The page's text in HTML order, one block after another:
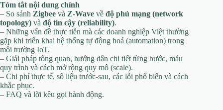
Tóm tắt nội dung chính
– So sánh Zigbee và Z‑Wave về độ phủ mạng (network
topology) và độ tin cậy (reliability).
– Những vấn đề thực tiễn mà các doanh nghiệp Việt thường
gặp khi triển khai hệ thống tự động hoá (automation) trong
môi trường IoT.
– Giải pháp tổng quan, hướng dẫn chi tiết từng bước, mẫu
quy trình và cách mở rộng quy mô (scale).
– Chi phí thực tế, số liệu trước‑sau, các lỗi phổ biến và cách
khắc phục.
– FAQ và lời kêu gọi hành động.